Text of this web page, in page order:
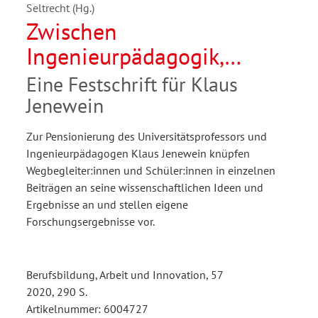
Seltrecht (Hg.)
Zwischen
Ingenieurpädagogik,
Lehrkräftebildung und
betrieblicher Praxis
Eine Festschrift für Klaus
Jenewein
Zur Pensionierung des Universitätsprofessors und
Ingenieurpädagogen Klaus Jenewein knüpfen
Wegbegleiter:innen und Schüler:innen in einzelnen
Beiträgen an seine wissenschaftlichen Ideen und
Ergebnisse an und stellen eigene
Forschungsergebnisse vor.
Berufsbildung, Arbeit und Innovation, 57
2020, 290 S.
Artikelnummer: 6004727